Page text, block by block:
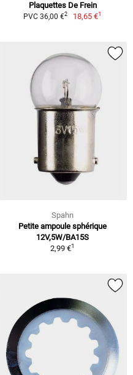
Plaquettes De Frein
PVC 36,00 €2 18,65 €1
Spahn
Petite ampoule sphérique
12V,5W/BA15S
2,99 €1